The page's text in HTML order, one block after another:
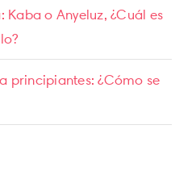
o Anyeluz, ¿Cuál es
principiantes: ¿Cómo se